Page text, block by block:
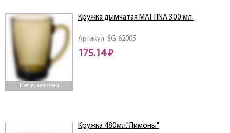
Нет в наличии
Артикул: SG-62005
Кружка дымчатая MATTINA 300 мл.
175.14 ₽
Кружка 480мл."Лимоны"